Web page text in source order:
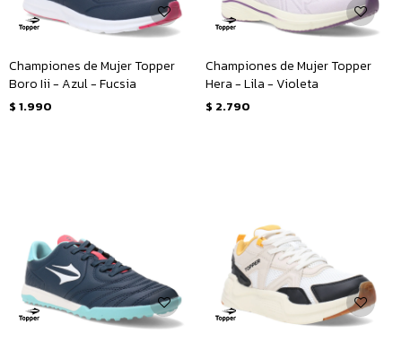
Championes de Mujer Topper
Boro Iii - Azul - Fucsia
$ 1.990
Championes de Mujer Topper
Hera - Lila - Violeta
$ 2.790